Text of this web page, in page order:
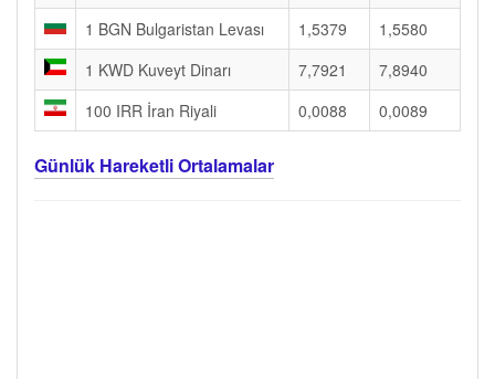
1 BGN Bulgaristan Levası
1,5379
1,5580
1 KWD Kuveyt Dinarı
7,7921
7,8940
100 IRR İran Riyali
0,0088 0,0089
Günlük Hareketli Ortalamalar